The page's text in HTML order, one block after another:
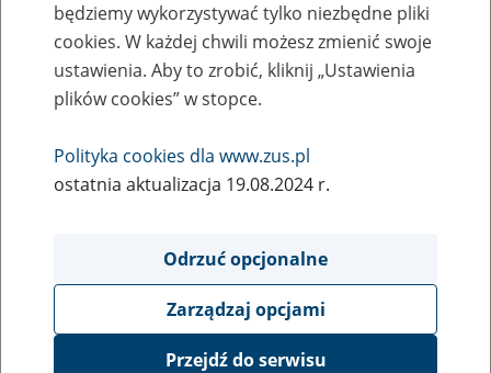
Zaproś ZUS do siebie - zakładanie profili
eZUS w siedzibie Twojej firmy
Rodzaj wydarzenia
Szkolenia
Obszar merytoryczny
obsługa klientów
Opis wydarzenia
będziemy wykorzystywać tylko niezbędne pliki
cookies. W każdej chwili możesz zmienić swoje
ustawienia. Aby to zrobić, kliknij „Ustawienia
plików cookies” w stopce.
Polityka cookies dla www.zus.pl
ostatnia aktualizacja 19.08.2024 r.
Odrzuć opcjonalne
Zarządzaj opcjami
Przejdź do serwisu